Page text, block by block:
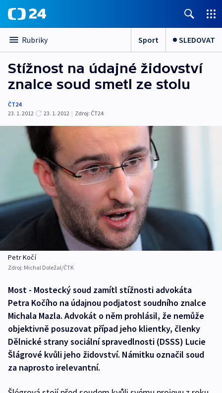
Rubriky Sport SLEDOVAT
Stížnost na údajné židovství
znalce soud smetl ze stolu
ČT24
23. 1. 2012
23. 1. 2012 | Zdroj: ČT24
Petr Kočí
Zdroj: Michal Doležal/ČTK
Most - Mostecký soud zamítl stížnosti advokáta
Petra Kočího na údajnou podjatost soudního znalce
Michala Mazla. Advokát o něm prohlásil, že nemůže
objektivně posuzovat případ jeho klientky, členky
Dělnické strany sociální spravedlnosti (DSSS) Lucie
Šlágrové kvůli jeho židovství. Námitku označil soud
za naprosto irelevantní.